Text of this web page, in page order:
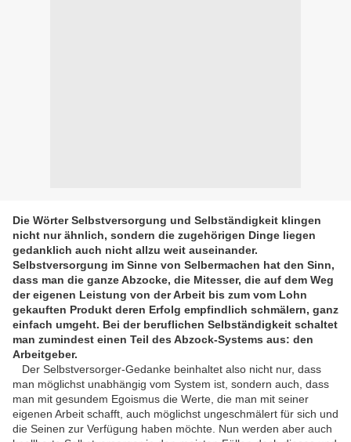
Die Wörter Selbstversorgung und Selbständigkeit klingen
nicht nur ähnlich, sondern die zugehörigen Dinge liegen
gedanklich auch nicht allzu weit auseinander.
Selbstversorgung im Sinne von Selbermachen hat den Sinn,
dass man die ganze Abzocke, die Mitesser, die auf dem Weg
der eigenen Leistung von der Arbeit bis zum vom Lohn
gekauften Produkt deren Erfolg empfindlich schmälern, ganz
einfach umgeht. Bei der beruflichen Selbständigkeit schaltet
man zumindest einen Teil des Abzock-Systems aus: den
Arbeitgeber.
Der Selbstversorger-Gedanke beinhaltet also nicht nur, dass
man möglichst unabhängig vom System ist, sondern auch, dass
man mit gesundem Egoismus die Werte, die man mit seiner
eigenen Arbeit schafft, auch möglichst ungeschmälert für sich und
die Seinen zur Verfügung haben möchte. Nun werden aber auch